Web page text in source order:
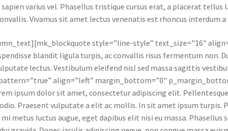
varius vel. Phasellus tristique cursus erat, a placerat tellus
Vivamus sit amet lectus venenatis est rhoncus interdum
style=”line-style” text_size=”16″
blandit ligula turpis, ac convallis risus fermentum non.
lectus. Vestibulum eleifend nisl sed massa sagittis
align=”left” margin_bottom=”0″
ipsum dolor sit amet, consectetur adipiscing elit.
Praesent vulputate a elit ac mollis. In sit amet ipsum turpis.
metus luctus augue, eget dapibus elit nisi eu massa.